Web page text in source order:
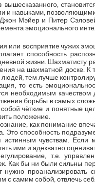
вышесказанного,
и навыками,
Мэйер и Питер
эмоционального
или восприятие чужих
способность
жизни. Шахматисту
на шахматной доске. К
людей, тем лучше
то есть
необходимым качеством
борьбы в самых
чёткие и понятные
положение.
как понимание
Это способность
истинным чувствам. Если
ими и адекватно
т.е.
Как бы ни были сильны
нужно проанализировать
с самим собой, отвлечь